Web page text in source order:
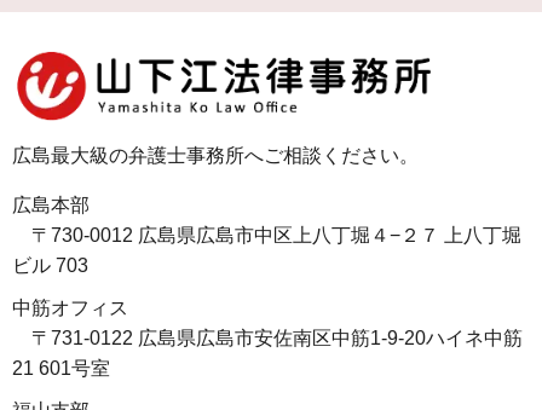
広島最大級の弁護士事務所へご相談ください。
広島本部
〒730-0012 広島県広島市中区上八丁堀４−２７ 上八丁堀
ビル 703
中筋オフィス
〒731-0122 広島県広島市安佐南区中筋1-9-20ハイネ中筋
21 601号室